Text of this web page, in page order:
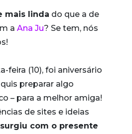
mais linda do que a de
a Ana Ju? Se tem, nós
feira (10), foi aniversário
preparar algo
– para a melhor amiga!
de sites e ideias
com o presente